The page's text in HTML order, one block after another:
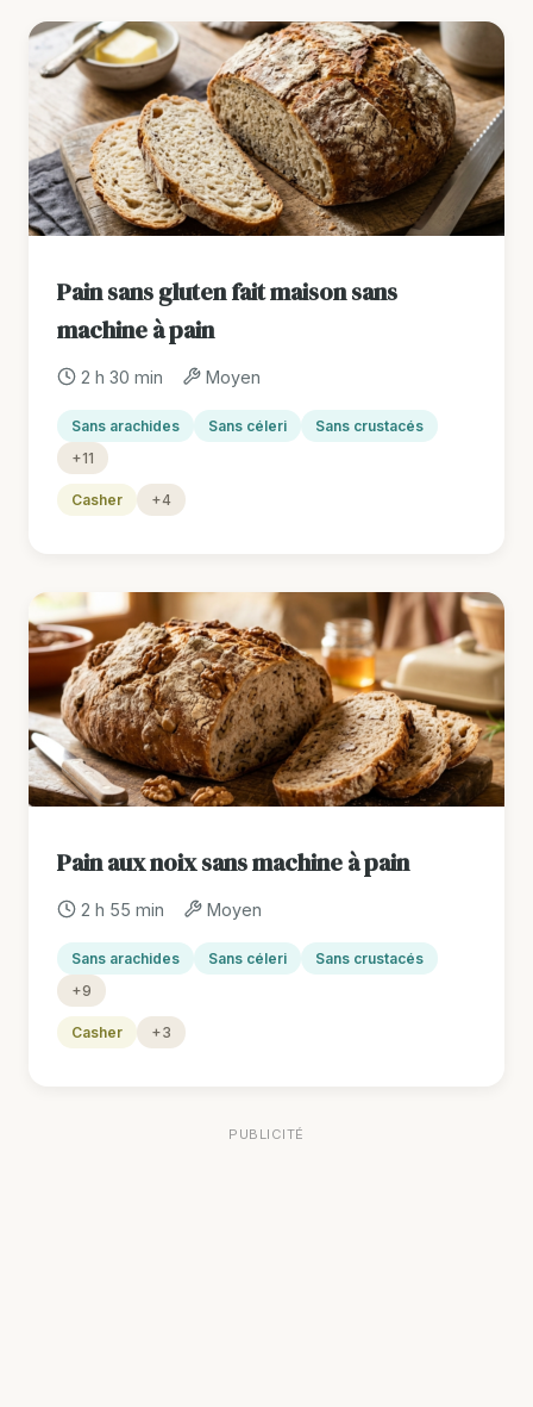
Pain sans gluten fait maison sans
machine à pain
2 h 30 min Moyen
Sans arachides Sans céleri
Sans crustacés
+11
Casher +4
Pain aux noix sans machine à pain
2 h 55 min Moyen
Sans arachides Sans céleri
Sans crustacés
+9
Casher +3
PUBLICITÉ